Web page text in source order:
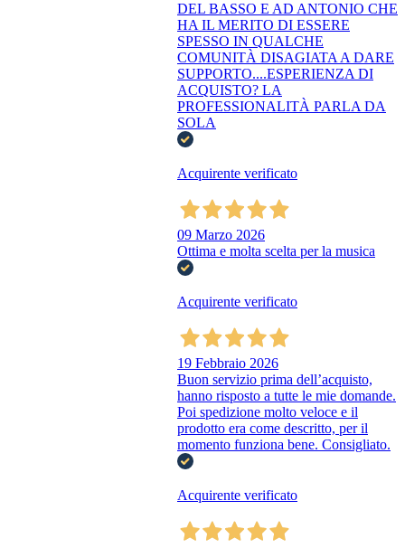
DEL BASSO E AD ANTONIO CHE
HA IL MERITO DI ESSERE
SPESSO IN QUALCHE
COMUNITÀ DISAGIATA A DARE
SUPPORTO....ESPERIENZA DI
ACQUISTO? LA
PROFESSIONALITÀ PARLA DA
SOLA
Acquirente verificato
09 Marzo 2026
Ottima e molta scelta per la musica
Acquirente verificato
19 Febbraio 2026
Buon servizio prima dell’acquisto,
hanno risposto a tutte le mie domande.
Poi spedizione molto veloce e il
prodotto era come descritto, per il
momento funziona bene. Consigliato.
Acquirente verificato